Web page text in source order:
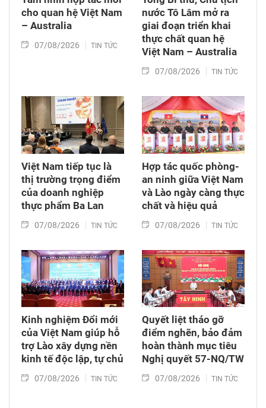
cho quan hệ Việt Nam
– Australia
07/08/2026 TIN TỨC
nước Tô Lâm mở ra
giai đoạn triển khai
thực chất quan hệ
Việt Nam – Australia
07/08/2026 TIN TỨC
Việt Nam tiếp tục là
thị trường trọng điểm
của doanh nghiệp
thực phẩm Ba Lan
07/08/2026 TIN TỨC
Hợp tác quốc phòng-
an ninh giữa Việt Nam
và Lào ngày càng thực
chất và hiệu quả
07/08/2026 TIN TỨC
Kinh nghiệm Đổi mới
của Việt Nam giúp hỗ
trợ Lào xây dựng nền
kinh tế độc lập, tự chủ
07/08/2026 TIN TỨC
Quyết liệt tháo gỡ
điểm nghẽn, bảo đảm
hoàn thành mục tiêu
Nghị quyết 57-NQ/TW
07/08/2026 TIN TỨC